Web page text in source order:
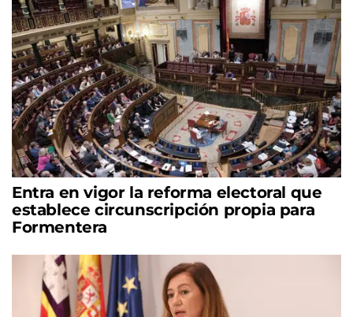
Entra en vigor la reforma electoral que
establece circunscripción propia para
Formentera